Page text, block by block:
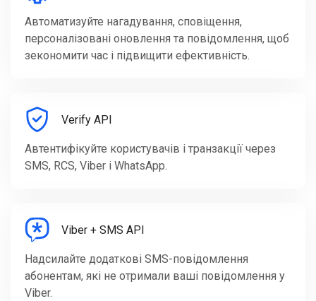
Автоматизуйте нагадування, сповіщення,
персоналізовані оновлення та повідомлення, щоб
зекономити час і підвищити ефективність.
Verify API
Автентифікуйте користувачів і транзакції через
SMS, RCS, Viber і WhatsApp.
Viber + SMS API
Надсилайте додаткові SMS-повідомлення
абонентам, які не отримали ваші повідомлення у
Viber.